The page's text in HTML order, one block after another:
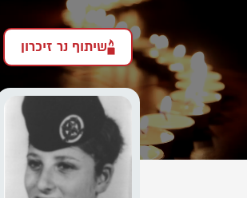
שיתוף נר זיכרון